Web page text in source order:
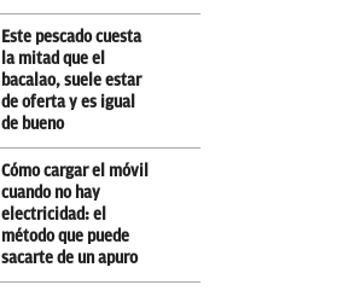
Este pescado cuesta
la mitad que el
bacalao, suele estar
de oferta y es igual
de bueno
Cómo cargar el móvil
cuando no hay
electricidad: el
método que puede
sacarte de un apuro